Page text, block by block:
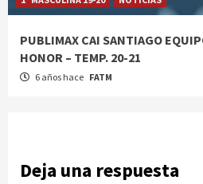
PUBLIMAX CAI SANTIAGO
HONOR – TEMP. 20-21
6 años hace FATM
Deja una respuesta